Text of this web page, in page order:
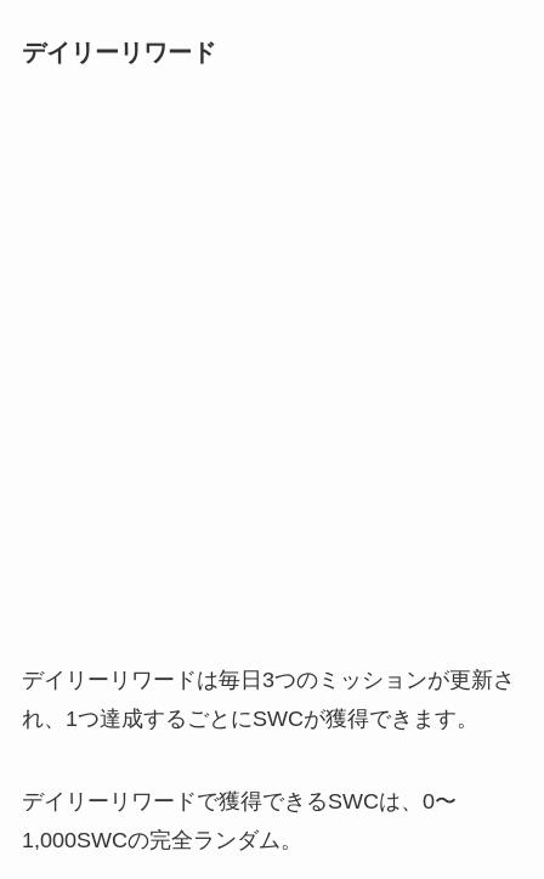
デイリーリワード
デイリーリワードは毎日3つのミッションが更新さ
れ、1つ達成するごとにSWCが獲得できます。
デイリーリワードで獲得できるSWCは、0〜
1,000SWCの完全ランダム。